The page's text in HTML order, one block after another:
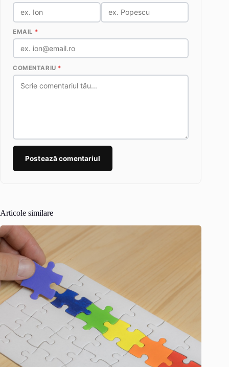
EMAIL *
COMENTARIU *
Postează comentariul
Articole similare